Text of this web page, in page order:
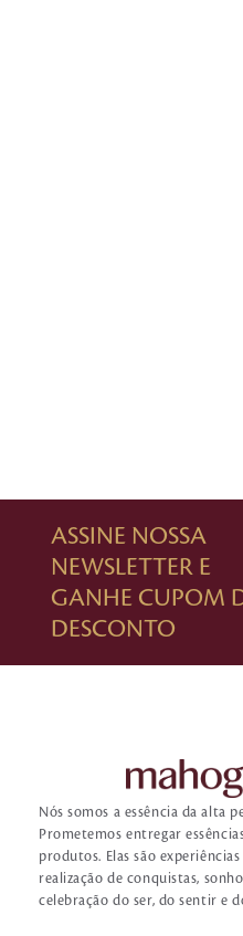
ASSINE NOSSA
NEWSLETTER E
GANHE CUPOM
DESCONTO
Nós somos a essência da alta
Prometemos entregar
produtos. Elas são experiências
realização de conquistas,
celebração do ser, do sentir e